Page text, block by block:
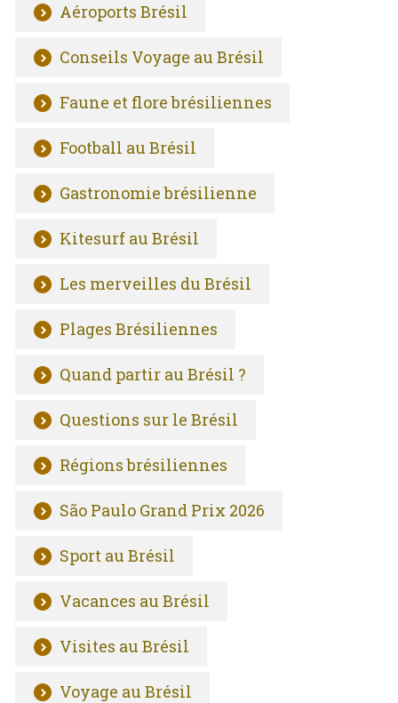
Aéroports Brésil
Conseils Voyage au Brésil
Faune et flore brésiliennes
Football au Brésil
Gastronomie brésilienne
Kitesurf au Brésil
Les merveilles du Brésil
Plages Brésiliennes
Quand partir au Brésil ?
Questions sur le Brésil
Régions brésiliennes
São Paulo Grand Prix 2026
Sport au Brésil
Vacances au Brésil
Visites au Brésil
Voyage au Brésil